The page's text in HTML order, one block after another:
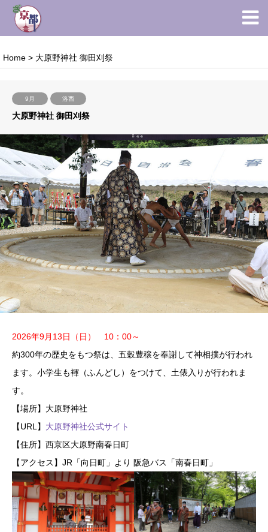
Home > 大原野神社 御田刈祭
9月 洛西
大原野神社 御田刈祭
2026年9月13日（日） 10：00～
約300年の歴史をもつ祭は、五穀豊穣を奉謝して神相撲が行われ
ます。小学生も褌（ふんどし）をつけて、土俵入りが行われま
す。
【場所】大原野神社
【URL】 大原野神社公式サイト
【住所】西京区大原野南春日町
【アクセス】JR「向日町」より 阪急バス「南春日町」